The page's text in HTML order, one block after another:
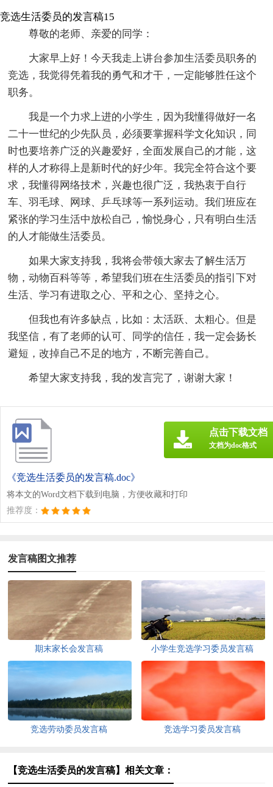
竞选生活委员的发言稿15
尊敬的老师、亲爱的同学：
大家早上好！今天我走上讲台参加生活委员职务的
竞选，我觉得凭着我的勇气和才干，一定能够胜任这个
职务。
我是一个力求上进的小学生，因为我懂得做好一名
二十一世纪的少先队员，必须要掌握科学文化知识，同
时也要培养广泛的兴趣爱好，全面发展自己的才能，这
样的人才称得上是新时代的好少年。我完全符合这个要
求，我懂得网络技术，兴趣也很广泛，我热衷于自行
车、羽毛球、网球、乒乓球等一系列运动。我们班应在
紧张的学习生活中放松自己，愉悦身心，只有明白生活
的人才能做生活委员。
如果大家支持我，我将会带领大家去了解生活万
物，动物百科等等，希望我们班在生活委员的指引下对
生活、学习有进取之心、平和之心、坚持之心。
但我也有许多缺点，比如：太活跃、太粗心。但是
我坚信，有了老师的认可、同学的信任，我一定会扬长
避短，改掉自己不足的地方，不断完善自己。
希望大家支持我，我的发言完了，谢谢大家！
《竞选生活委员的发言稿.doc》
将本文的Word文档下载到电脑，方便收藏和打印
推荐度：
点击下载文档
文档为doc格式
发言稿图文推荐
期末家长会发言稿 小学生竞选学习委员发言稿
竞选劳动委员发言稿 竞选学习委员发言稿
【竞选生活委员的发言稿】相关文章：